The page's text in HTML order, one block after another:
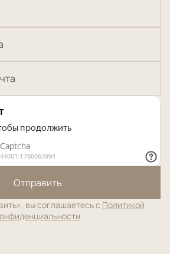
Отправить
вы соглашаетесь с Политикой